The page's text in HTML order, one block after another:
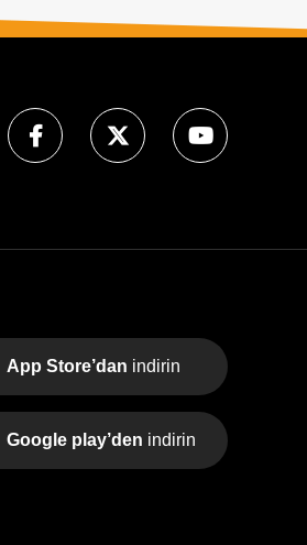
App Store’dan indirin
Google play’den indirin